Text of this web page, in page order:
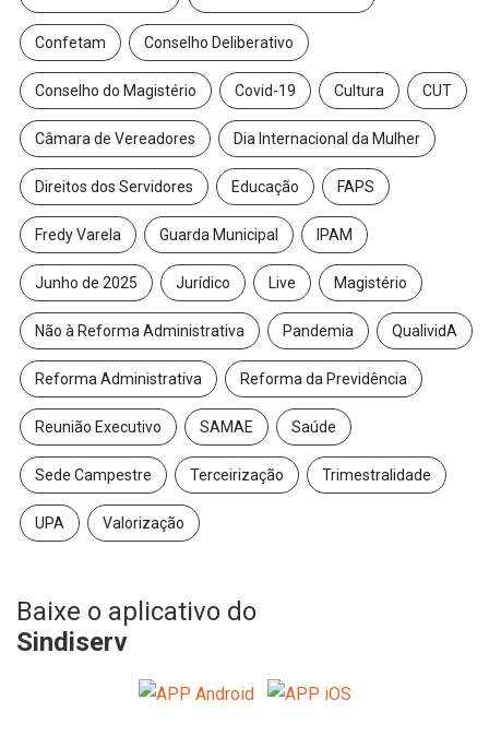
Confetam Conselho Deliberativo
Conselho do Magistério Covid-19 Cultura CUT
Câmara de Vereadores Dia Internacional da Mulher
Direitos dos Servidores Educação FAPS
Fredy Varela Guarda Municipal IPAM
Junho de 2025 Jurídico Live Magistério
Não à Reforma Administrativa Pandemia QualividA
Reforma Administrativa Reforma da Previdência
Reunião Executivo SAMAE Saúde
Sede Campestre Terceirização Trimestralidade
UPA Valorização
Baixe o aplicativo do
Sindiserv